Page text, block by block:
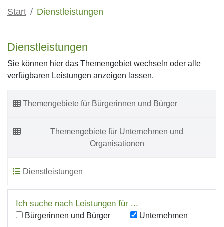
Start Dienstleistungen
Dienstleistungen
Sie können hier das Themengebiet wechseln oder alle
verfügbaren Leistungen anzeigen lassen.
Themengebiete für Bürgerinnen und Bürger
Themengebiete für Unternehmen und
Organisationen
Dienstleistungen
Ich suche nach Leistungen für ...
Bürgerinnen und Bürger Unternehmen